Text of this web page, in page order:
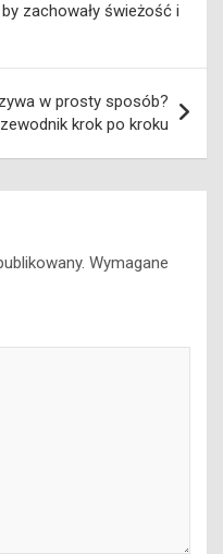
zachowały świeżość i
w prosty sposób?
krok po kroku
Wymagane